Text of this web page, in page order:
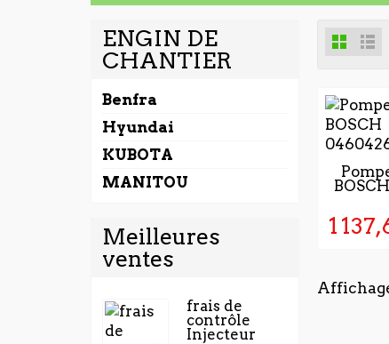
ENGIN DE
CHANTIER
Benfra
Hyundai
KUBOTA
MANITOU
Meilleures
ventes
frais de
contrôle
Injecteur
5 À 7
LA
1